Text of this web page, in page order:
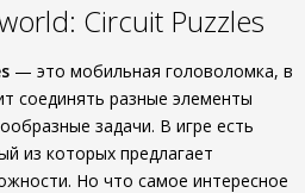
Circuit Puzzles
— это мобильная головоломка, в
соединять разные элементы
задачи. В игре есть
из которых предлагает
Но что самое интересное